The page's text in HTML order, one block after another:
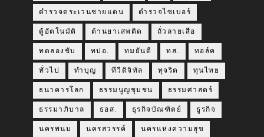
ตำรวจตระเวนชายแดน ตำรวจไซเบอร์
ตู้อัตโนมัติ ต้านยาเสพติด ถั่วลายเสือ
ทดลองขับ ทปอ. ทมยันตี ทส. ทอล์ค
ทั่วไป ทำบุญ ทีวีดิจิทัล ทุจริต ทุนไทย
ธนาคารโลก ธรรมนูญชุมชน ธรรมศาสตร์
ธรรมาภิบาล ธอส. ธุรกิจบัณฑิตย์ ธูรกิจ
นครพนม นครสวรรค์ นครแห่งความสุข